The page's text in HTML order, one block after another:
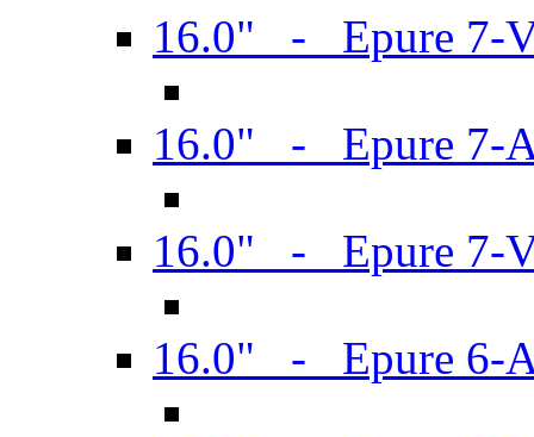
16.0" - Epure 7-
16.0" - Epure 7-
16.0" - Epure 7-
16.0" - Epure 6-